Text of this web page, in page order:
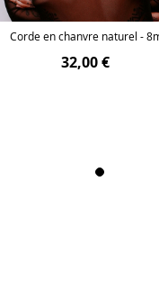
Corde en chanvre naturel -
32,00 €